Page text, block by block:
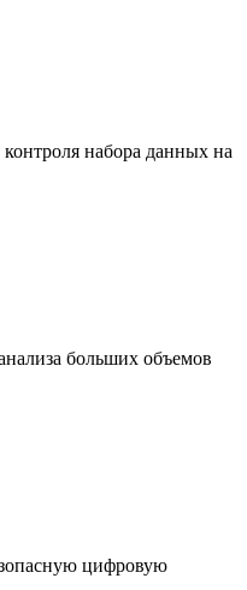
набора данных на
больших объемов
цифровую